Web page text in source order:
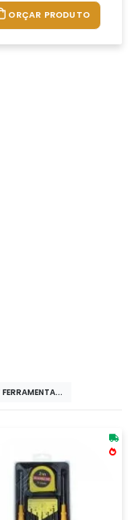
ORÇAR PRODUTO
X 18,7 Cm, Peso 613